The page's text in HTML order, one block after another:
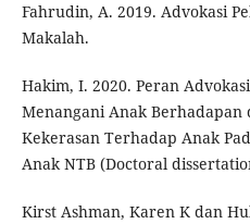
Fahrudin, A. 2019. Advokasi
Makalah.
Hakim, I. 2020. Peran
Menangani Anak Berhadapan
Kekerasan Terhadap Anak
Anak NTB (Doctoral
Kirst Ashman, Karen K dan